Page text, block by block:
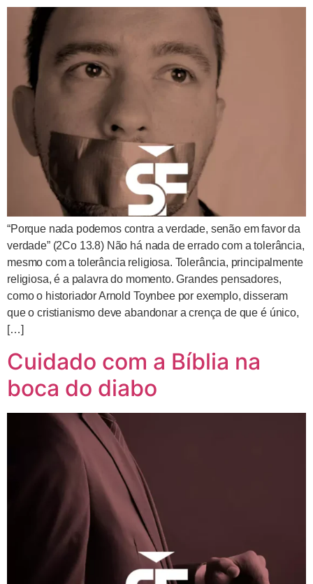
“Porque nada podemos contra a verdade, senão em favor da
verdade” (2Co 13.8) Não há nada de errado com a tolerância,
mesmo com a tolerância religiosa. Tolerância, principalmente
religiosa, é a palavra do momento. Grandes pensadores,
como o historiador Arnold Toynbee por exemplo, disseram
que o cristianismo deve abandonar a crença de que é único,
[…]
Cuidado com a Bíblia na
boca do diabo